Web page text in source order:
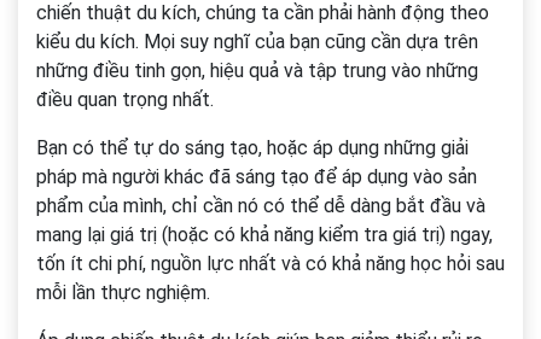
chiến thuật du kích, chúng ta cần phải hành động theo
kiểu du kích. Mọi suy nghĩ của bạn cũng cần dựa trên
những điều tinh gọn, hiệu quả và tập trung vào những
điều quan trọng nhất.
Bạn có thể tự do sáng tạo, hoặc áp dụng những giải
pháp mà người khác đã sáng tạo để áp dụng vào sản
phẩm của mình, chỉ cần nó có thể dễ dàng bắt đầu và
mang lại giá trị (hoặc có khả năng kiểm tra giá trị) ngay,
tốn ít chi phí, nguồn lực nhất và có khả năng học hỏi sau
mỗi lần thực nghiệm.